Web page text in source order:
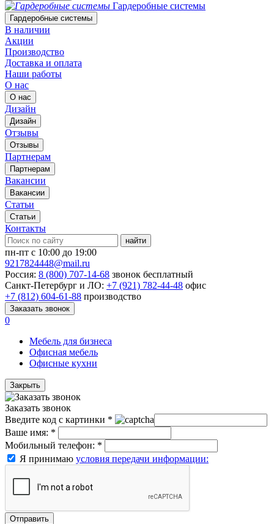
Гардеробные системы
Гардеробные системы
В наличии
Акции
Производство
Доставка и оплата
Наши работы
О нас
О нас
Дизайн
Дизайн
Отзывы
Отзывы
Партнерам
Партнерам
Вакансии
Вакансии
Статьи
Статьи
Контакты
найти
пн-пт с 10:00 до 19:00
9217824448@mail.ru
Россия: 8 (800) 707-14-68 звонок бесплатный
Санкт-Петербург и ЛО: +7 (921) 782-44-48 офис
+7 (812) 604-61-88 производство
Заказать звонок
0
Мебель для бизнеса
Офисная мебель
Офисные кухни
Закрыть
Заказать звонок
Введите код с картинки *
Ваше имя: *
Мобильный телефон: *
Я принимаю условия передачи информации:
Отправить